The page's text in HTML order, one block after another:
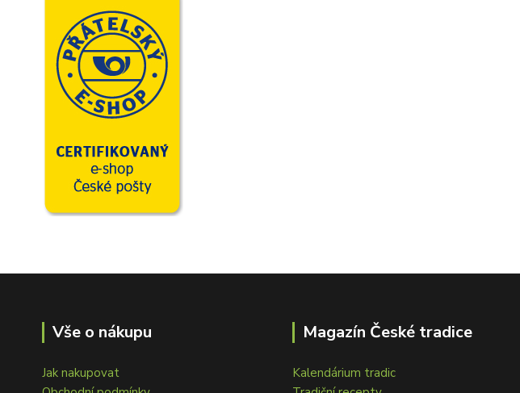
Vše o nákupu
Jak nakupovat
Magazín České tradice
Kalendárium tradic